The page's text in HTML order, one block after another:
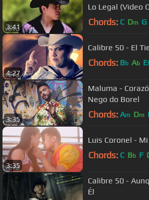
3:41
Lo Legal (Video
Chords: C Dm G
4:27
Calibre 50 - El
Chords: Bb Ab E
3:35
Maluma -
Nego do Borel
Chords: Am Dm
3:35
Luis Coronel -
Chords: C Bb F
Calibre 50 -
Él